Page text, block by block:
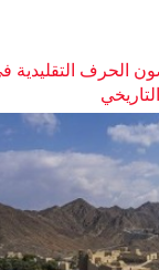
الحرف التقليدية